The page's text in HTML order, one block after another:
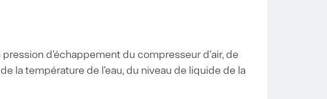
d'échappement du compresseur d'air, de
la température de l'eau, du niveau de liquide de la